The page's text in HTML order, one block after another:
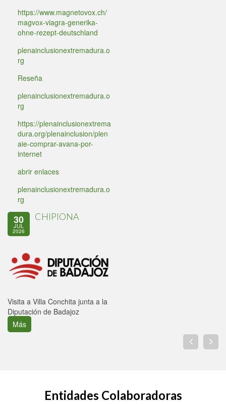
https://www.magnetovox.ch/
magvox-viagra-generika-
ohne-rezept-deutschland
plenainclusionextremadura.o
rg
Reseña
plenainclusionextremadura.o
rg
https://plenainclusionextrema
dura.org/plenainclusion/plen
aie-comprar-avana-por-
internet
abrir enlaces
plenainclusionextremadura.o
rg
30
JUL
2026
CHIPIONA
Visita a Villa Conchita junta a la
Diputación de Badajoz
Más
Entidades Colaboradoras